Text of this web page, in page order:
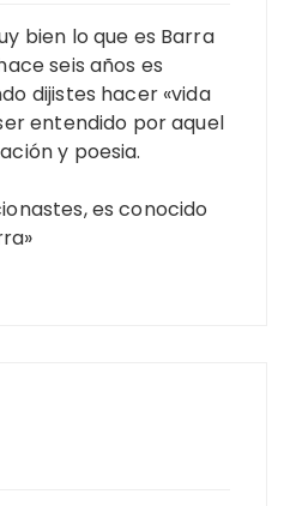
bien lo que es Barra
seis años es
dijistes hacer «vida
entendido por aquel
y poesia.
es conocido